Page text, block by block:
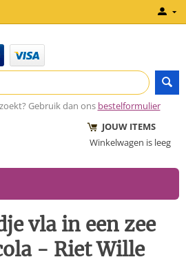
Gebruik dan ons bestelformulier
JOUW ITEMS
Winkelwagen is leeg
vla in een zee
- Riet Wille